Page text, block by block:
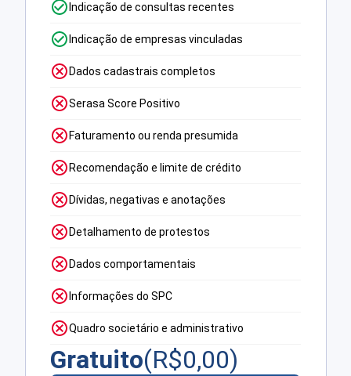
Indicação de consultas recentes
Indicação de empresas vinculadas
Dados cadastrais completos
Serasa Score Positivo
Faturamento ou renda presumida
Recomendação e limite de crédito
Dívidas, negativas e anotações
Detalhamento de protestos
Dados comportamentais
Informações do SPC
Quadro societário e administrativo
Gratuito(R$0,00)